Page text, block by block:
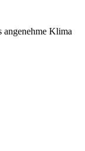
angenehme Klima